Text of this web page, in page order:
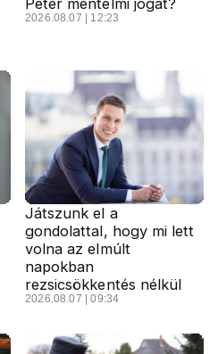
Péter mentelmi jogát?
2026.08.07 | 12:23
Játszunk el a
gondolattal, hogy mi lett
volna az elmúlt
napokban
rezsicsökkentés nélkül
2026.08.07 | 09:34